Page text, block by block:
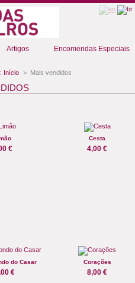
Artigos Encomendas Especiais
Início > Mais vendidos
€
Cesta
4,00 €
do Casar
€
Corações
8,00 €